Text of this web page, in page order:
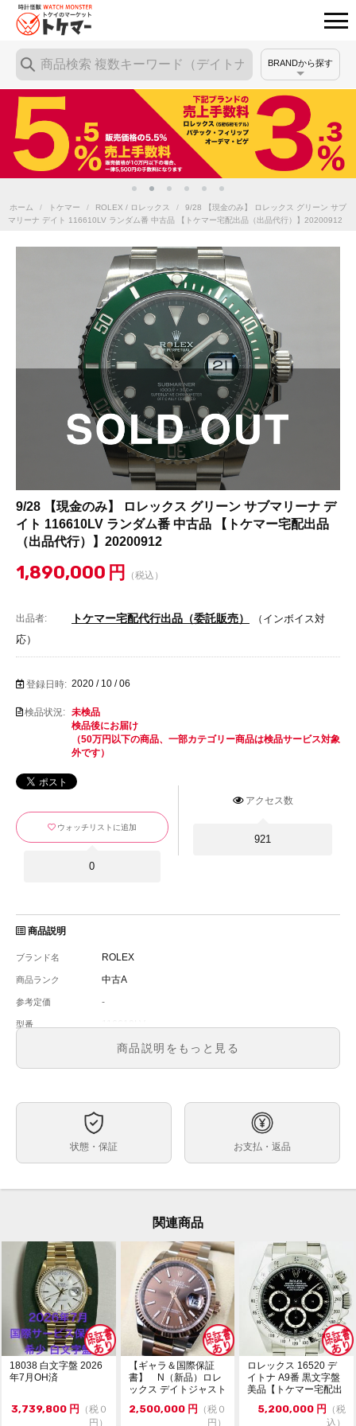
BRANDから探す
ホーム / トケマー / ROLEX / ロレックス /
9/28 【現金のみ】 ロレックス グリーン サブ
マリーナ デイト 116610LV ランダム番 中古品 【トケマー宅配出品（出品代行）】20200912
9/28 【現金のみ】 ロレックス グリーン サブマリーナ デ
イト 116610LV ランダム番 中古品 【トケマー宅配出品
（出品代行）】20200912
1,890,000 円 （税込）
出品者: トケマー宅配代行出品（委託販売）
（インボイス対
応）
登録日時: 2020 / 10 / 06
検品状況: 未検品
検品後にお届け
（50万円以下の商品、一部カテゴリー商品は検品サービス対象
外です）
アクセス数
921
ウォッチリストに追加
0
商品説明
ブランド名 ROLEX
商品ランク 中古A
参考定価 -
型番
メンズ
文字盤 緑
約40mm
最大約20.5cm※トケマー管理部門では調整不可・メー
カー等にご依頼ください。
状態 ・ランダム番シリアル・鏡面クラスプ・生産終了モデル
微細なキズや小さな当てキズはありますが、目立つ大き
なキズ等なく、使用感のあまり感じられない比較的キレ
イな状態です。
ガラスにキズやカケはありません。
コメント
・現金払い（銀行振込）のみ受付可能。
・通信販売限定の為、実物確認や他店へのお取寄せは出
来かねます。
・価格交渉やお問合せは『出品者へ質問する』タブより
お願い致します。
・価格交渉の際は必ずご希望金額をご提示ください。希
商品説明をもっと見る
状態・保証 お支払・返品
関連商品
18038 白文字盤 2026
年7月OH済
3,739,800 円
（税０
円）
【ギャラ＆国際保証
書】 N（新品）ロレ
ックス デイトジャスト
126231 36m...
2,500,000 円
（税０
円）
ロレックス 16520 デ
イトナ A9番 黒文字盤
美品【トケマー宅配出
5,200,000 円
（税
込）